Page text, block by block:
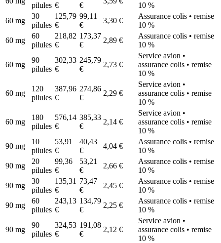
pilules €
€
10 %
60 mg
30
pilules
125,79
€
99,11
€
3,30 €
Assurance colis • remise
10 %
60 mg
60
pilules
218,82
€
173,37
€
2,89 €
Assurance colis • remise
10 %
60 mg
90
pilules
302,33
€
245,79
€
2,73 €
Service avion •
assurance colis • remise
10 %
60 mg
120
pilules
387,96
€
274,86
€
2,29 €
Service avion •
assurance colis • remise
10 %
60 mg
180
pilules
576,14
€
385,33
€
2,14 €
Service avion •
assurance colis • remise
10 %
90 mg
10
pilules
53,91
€
40,43
€
4,04 €
Assurance colis • remise
10 %
90 mg
20
pilules
99,36
€
53,21
€
2,66 €
Assurance colis • remise
10 %
90 mg
30
pilules
135,31
€
73,47
€
2,45 €
Assurance colis • remise
10 %
90 mg
60
pilules
243,13
€
134,79
€
2,25 €
Assurance colis • remise
10 %
90 mg
90
pilules
324,53
€
191,08
€
2,12 €
Service avion •
assurance colis • remise
10 %